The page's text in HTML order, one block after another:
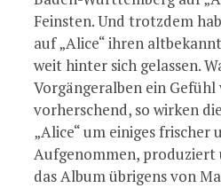
Feinsten. Und trotzdem
auf „Alice“ ihren
weit hinter sich gelassen.
Vorgängeralben ein
vorherschend, so wirken
„Alice“ um einiges frischer
Aufgenommen, produziert
das Album übrigens von